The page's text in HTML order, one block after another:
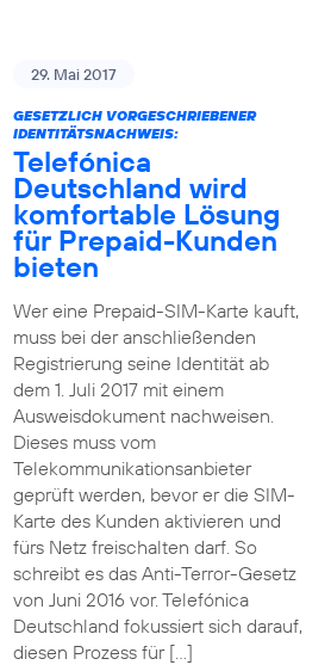
29. Mai 2017
GESETZLICH VORGESCHRIEBENER
IDENTITÄTSNACHWEIS:
Telefónica
Deutschland wird
komfortable Lösung
für Prepaid-Kunden
bieten
Wer eine Prepaid-SIM-Karte kauft,
muss bei der anschließenden
Registrierung seine Identität ab
dem 1. Juli 2017 mit einem
Ausweisdokument nachweisen.
Dieses muss vom
Telekommunikationsanbieter
geprüft werden, bevor er die SIM-
Karte des Kunden aktivieren und
fürs Netz freischalten darf. So
schreibt es das Anti-Terror-Gesetz
von Juni 2016 vor. Telefónica
Deutschland fokussiert sich darauf,
diesen Prozess für […]